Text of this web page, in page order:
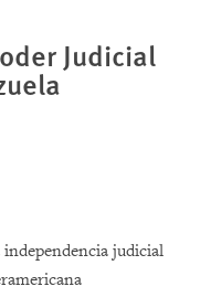
Judicial
judicial